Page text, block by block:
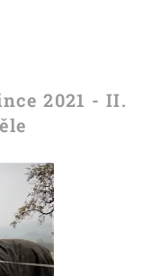
2021 - II.